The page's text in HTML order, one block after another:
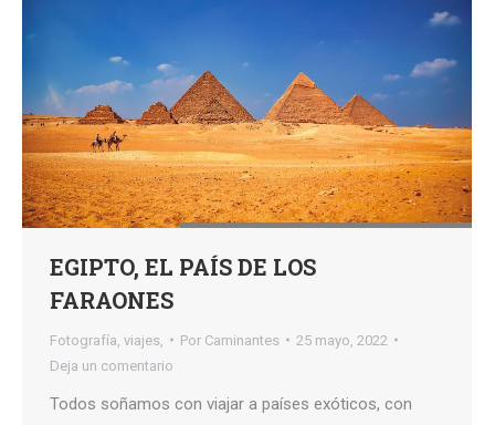
EGIPTO, EL PAÍS DE LOS
FARAONES
Fotografía viajes, Por Caminantes
25 mayo, 2022
Deja un comentario
Todos soñamos con viajar a países exóticos, con